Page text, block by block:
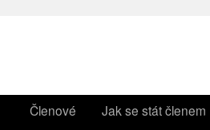
Členové
Jak se stát členem